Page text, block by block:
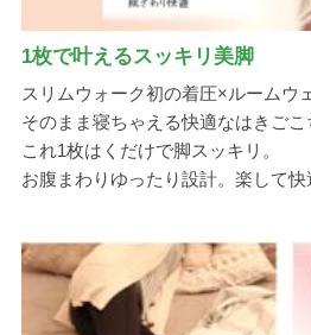
1枚で叶えるスッキリ美脚
スリムウォーク初の着圧×ルームウ
そのまま寝ちゃえる快適なはきごこ
これ1枚はくだけで脚スッキリ。
お腹まわりゆったり設計。楽して快